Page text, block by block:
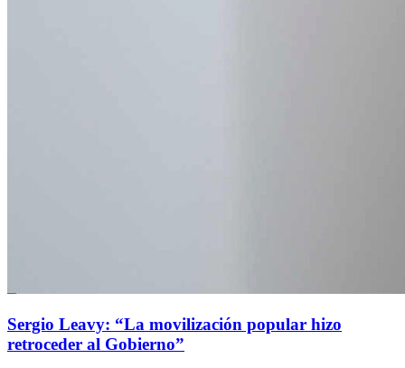
Sergio Leavy: “La movilización popular hizo
retroceder al Gobierno”